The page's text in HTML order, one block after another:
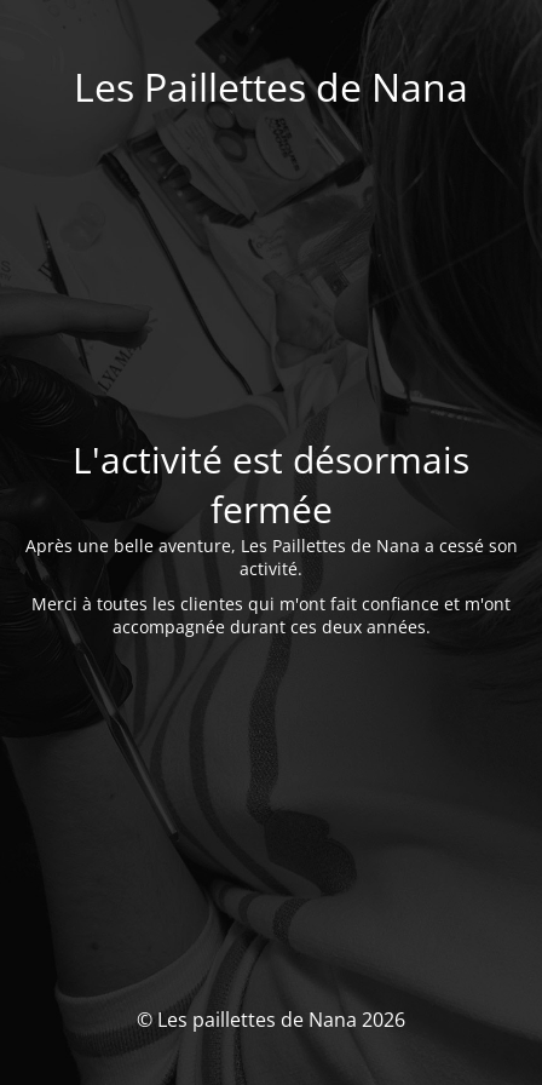
Les Paillettes de Nana
L'activité est désormais
fermée
Après une belle aventure, Les Paillettes de Nana a cessé son
activité.
Merci à toutes les clientes qui m'ont fait confiance et m'ont
accompagnée durant ces deux années.
© Les paillettes de Nana 2026